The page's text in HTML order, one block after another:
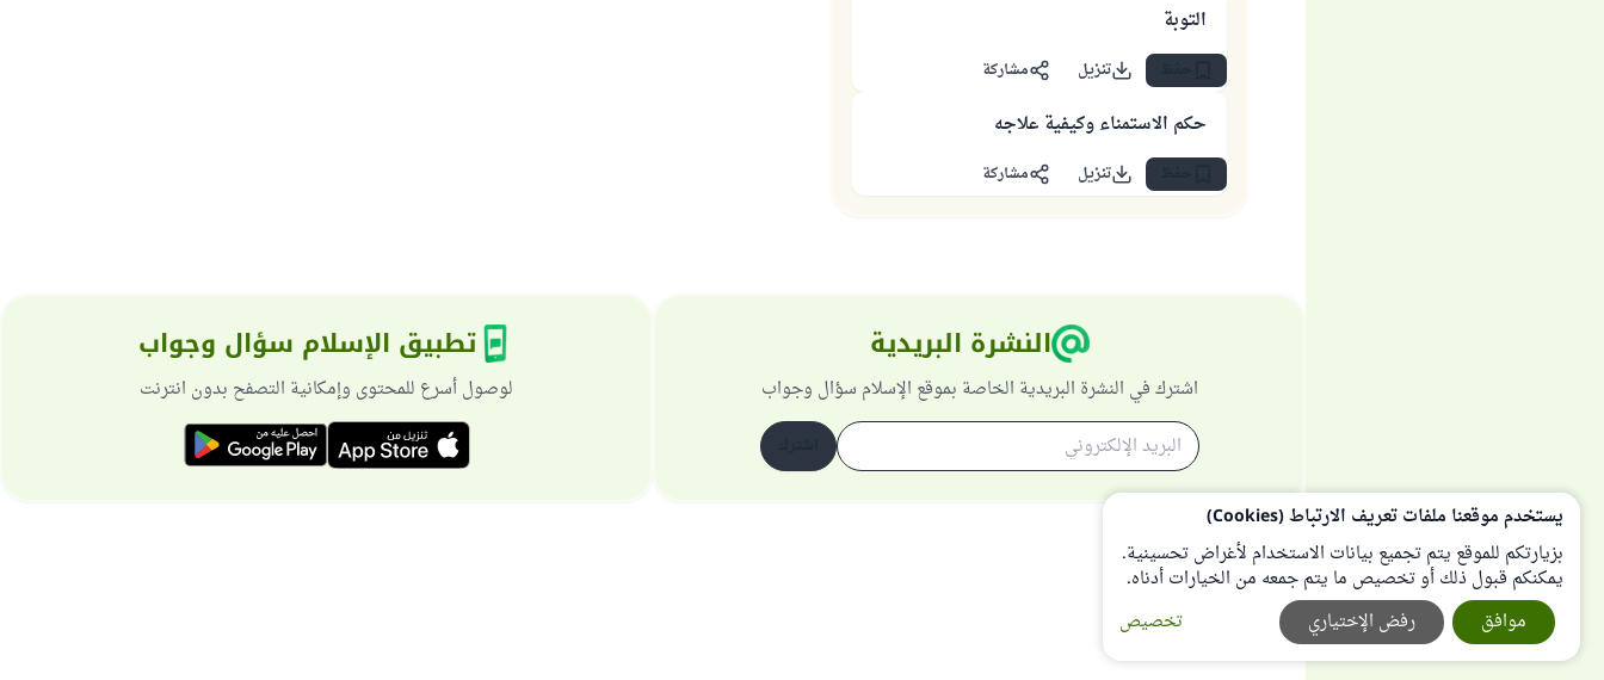
التوبة
تنزيل مشاركة
حكم الاستمناء وكيفية علاجه
تنزيل مشاركة
النشرة البريدية
اشترك في النشرة البريدية الخاصة بموقع الإسلام سؤال وجواب
تطبيق الإسلام سؤال وجواب
لوصول أسرع للمحتوى وإمكانية التصفح بدون انترنت
يستخدم موقعنا ملفات تعريف الارتباط (Cookies)
بزيارتكم للموقع يتم تجميع بيانات الاستخدام لأغراض تحسينية.
يمكنكم قبول ذلك أو تخصيص ما يتم جمعه من الخيارات أدناه.
تخصيص
رفض الإختياري موافق